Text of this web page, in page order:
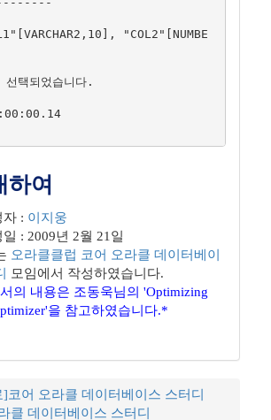
택되었습니다.
하여
자 : 이지웅
: 2009년 2월 21일
오라클클럽 코어 오라클 데이터베이
모임에서 작성하였습니다.
의 내용은 조동욱님의 'Optimizing
을 참고하였습니다.*
]코어 오라클 데이터베이스 스터디
클 데이터베이스 스터디